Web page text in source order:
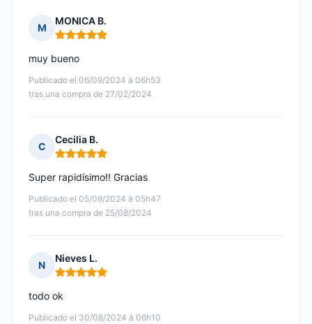
M
MONICA B.
Nota: 5 de 5
Publicado el 06/09/2024 à 06h53
tras una compra de 27/02/2024
muy bueno
C
Cecilia B.
Nota: 5 de 5
Publicado el 05/09/2024 à 05h47
tras una compra de 25/08/2024
Super rapidísimo!! Gracias
N
Nieves L.
Nota: 5 de 5
Publicado el 30/08/2024 à 06h10
todo ok